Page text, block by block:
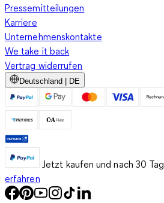
Pressemitteilungen
Karriere
Unternehmenskontakte
We take it back
Vertrag widerrufen
Deutschland | DE
Jetzt kaufen und nach 30
erfahren